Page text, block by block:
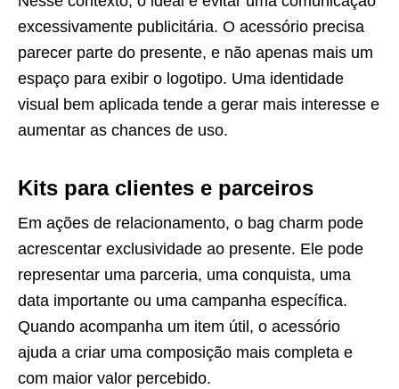
excessivamente publicitária. O acessório precisa
parecer parte do presente, e não apenas mais um
espaço para exibir o logotipo. Uma identidade
visual bem aplicada tende a gerar mais interesse e
aumentar as chances de uso.
Kits para clientes e parceiros
Em ações de relacionamento, o bag charm pode
acrescentar exclusividade ao presente. Ele pode
representar uma parceria, uma conquista, uma
data importante ou uma campanha específica.
Quando acompanha um item útil, o acessório
ajuda a criar uma composição mais completa e
com maior valor percebido.